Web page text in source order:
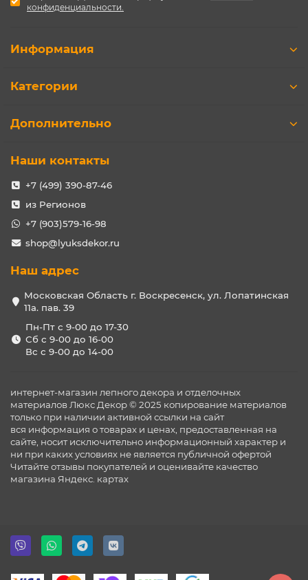
конфиденциальности.
Информация
Категории
Дополнительно
Наши контакты
+7 (499) 390-87-46
из Регионов
+7 (903)579-16-98
shop@lyuksdekor.ru
Наш адрес
Московская Область г. Воскресенск, ул. Лопатинская
11а. пав. 39
Пн-Пт с 9-00 до 17-30
Сб с 9-00 до 16-00
Вс с 9-00 до 14-00
интернет-магазин лепного декора и отделочных
материалов Люкс Декор © 2025 копирование материалов
только при наличии активной ссылки на сайт
вся информация о товарах и ценах, предоставленная на
сайте, носит исключительно информационный характер и
ни при каких условиях не является публичной офертой
Читайте отзывы покупателей и оценивайте качество
магазина Яндекс. картах